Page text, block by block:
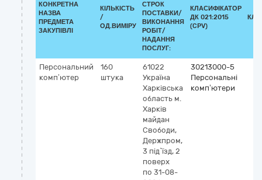
КОНКРЕТНА
НАЗВА
ПРЕДМЕТА
ЗАКУПІВЛІ
КІЛЬКІСТЬ
/
ОД.ВИМІРУ
СТРОК
ПОСТАВКИ/
ВИКОНАННЯ
РОБІТ/
НАДАННЯ
ПОСЛУГ:
КЛАСИФІКАТОР
ДК 021:2015
(CPV)
Персональний
комп’ютер
160
штука
61022
Україна
Харківська
область м.
Харків
майдан
Свободи,
Держпром,
3 під`їзд, 2
поверх
по 31-08-
30213000-5
Персональні
комп’ютери